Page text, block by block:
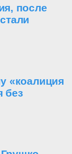
после
«коалиция
без